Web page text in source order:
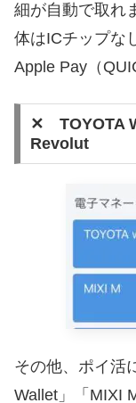
細が自動で取れ
体はICチップな
Apple Pay（
✕ TOYOTA
Revolut
その他、ポイ活
Wallet」「MIXI